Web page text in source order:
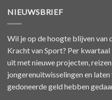
NIEUWSBRIEF
Wil je op de hoogte blijven van
Kracht van Sport? Per
uit met nieuwe projecten,
jongerenuitwisselingen en
gedoneerde geld hebben